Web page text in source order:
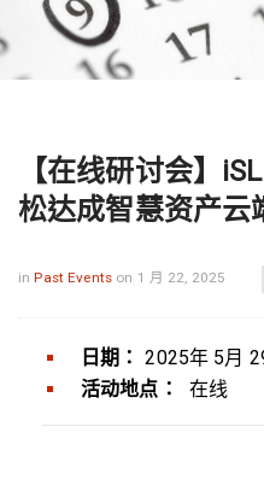
【在线研讨会】
松达成智慧资产云
inPast Events on 1 月 22, 2025
日期：
2025年 5月
活动地点：
在线